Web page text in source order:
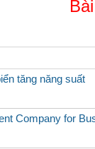
tăng năng suất
Company for